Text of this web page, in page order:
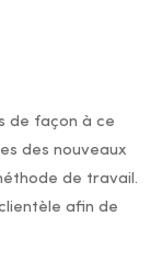
de façon à ce
des nouveaux
de travail.
afin de